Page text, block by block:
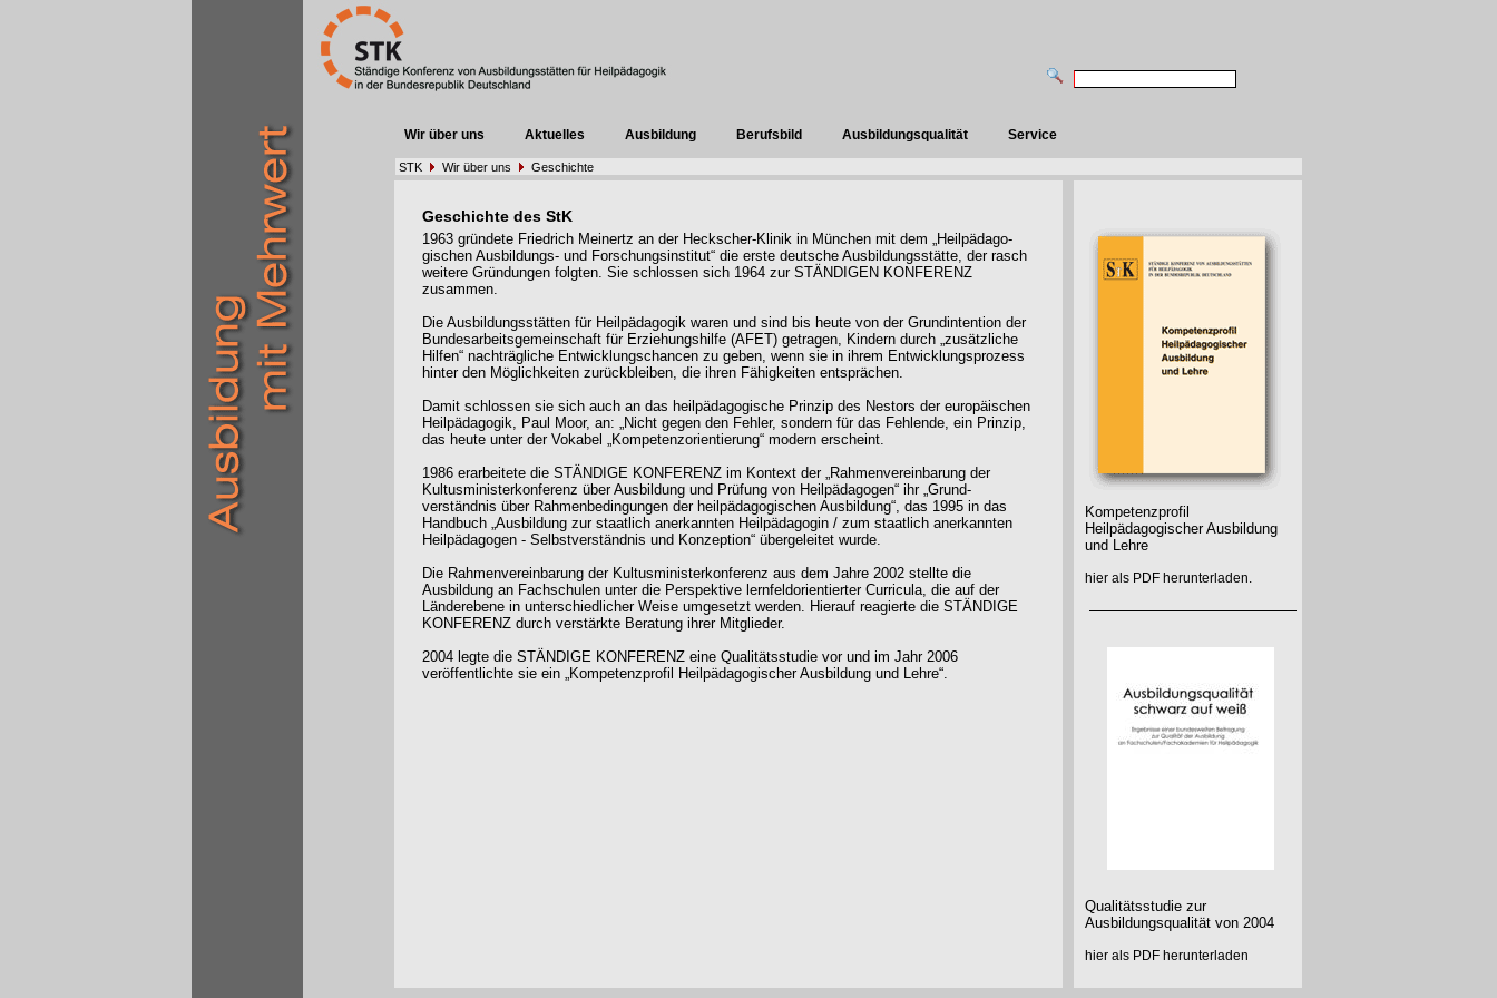
Wir über uns Aktuelles Ausbildung Berufsbild Ausbildungsqualität Service
STK Wir über uns Geschichte
Geschichte des StK
1963 gründete Friedrich Meinertz an der Heckscher-Klinik in München mit dem „Heilpädago-
gischen Ausbildungs- und Forschungsinstitut“ die erste deutsche Ausbildungsstätte, der rasch
weitere Gründungen folgten. Sie schlossen sich 1964 zur STÄNDIGEN KONFERENZ
zusammen.
Die Ausbildungsstätten für Heilpädagogik waren und sind bis heute von der Grundintention der
Bundesarbeitsgemeinschaft für Erziehungshilfe (AFET) getragen, Kindern durch „zusätzliche
Hilfen“ nachträgliche Entwicklungschancen zu geben, wenn sie in ihrem Entwicklungsprozess
hinter den Möglichkeiten zurückbleiben, die ihren Fähigkeiten entsprächen.
Damit schlossen sie sich auch an das heilpädagogische Prinzip des Nestors der europäischen
Heilpädagogik, Paul Moor, an: „Nicht gegen den Fehler, sondern für das Fehlende, ein Prinzip,
das heute unter der Vokabel „Kompetenzorientierung“ modern erscheint.
1986 erarbeitete die STÄNDIGE KONFERENZ im Kontext der „Rahmenvereinbarung der
Kultusministerkonferenz über Ausbildung und Prüfung von Heilpädagogen“ ihr „Grund-
verständnis über Rahmenbedingungen der heilpädagogischen Ausbildung“, das 1995 in das
Handbuch „Ausbildung zur staatlich anerkannten Heilpädagogin / zum staatlich anerkannten
Heilpädagogen - Selbstverständnis und Konzeption“ übergeleitet wurde.
Die Rahmenvereinbarung der Kultusministerkonferenz aus dem Jahre 2002 stellte die
Ausbildung an Fachschulen unter die Perspektive lernfeldorientierter Curricula, die auf der
Länderebene in unterschiedlicher Weise umgesetzt werden. Hierauf reagierte die STÄNDIGE
KONFERENZ durch verstärkte Beratung ihrer Mitglieder.
2004 legte die STÄNDIGE KONFERENZ eine Qualitätsstudie vor und im Jahr 2006
veröffentlichte sie ein „Kompetenzprofil Heilpädagogischer Ausbildung und Lehre“.
Kompetenzprofil
Heilpädagogischer Ausbildung
und Lehre
hier als PDF herunterladen.
Qualitätsstudie zur
Ausbildungsqualität von 2004
hier als PDF herunterladen